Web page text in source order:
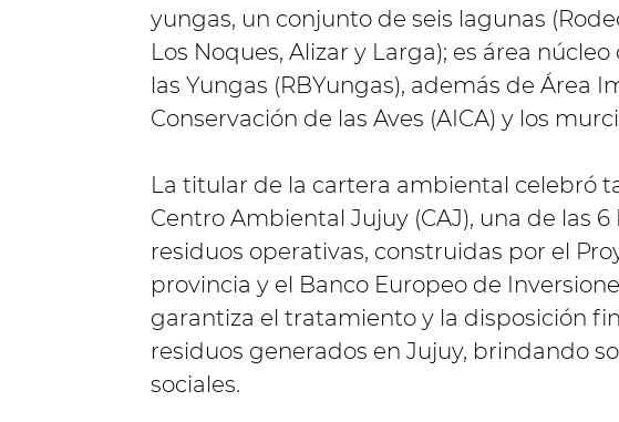
yungas, un conjunto de seis lagunas
Los Noques, Alizar y Larga); es área
las Yungas (RBYungas), además de Área
Conservación de las Aves (AICA) y los
La titular de la cartera ambiental celebró
Centro Ambiental Jujuy (CAJ), una de las
residuos operativas, construidas por el
provincia y el Banco Europeo de
garantiza el tratamiento y la disposición
residuos generados en Jujuy, brindando
sociales.